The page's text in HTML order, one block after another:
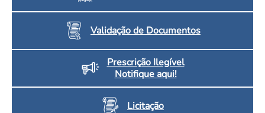
Validação de Documentos
Prescrição Ilegível
Notifique aqui!
Licitação